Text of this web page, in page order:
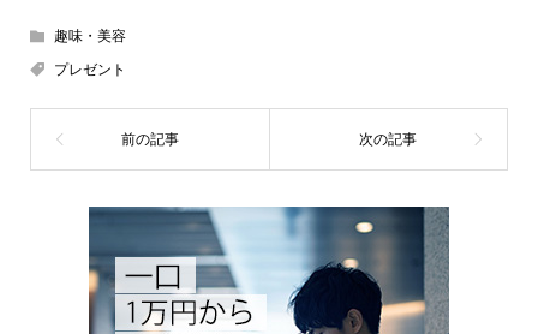
趣味・美容
プレゼント